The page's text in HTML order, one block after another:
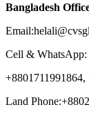
Bangladesh
Cell & WhatsApp:
Land